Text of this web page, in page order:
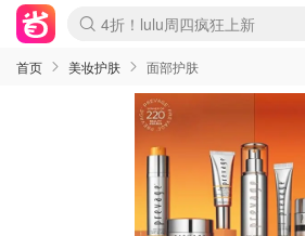
Boticinal 夏促开抢！
4折！lulu周四疯狂上新
还没结束！&OtherStories大促
Joybuy变相75折 随时失效
速领！Stanley独家85折
疑似霸哥！Camper额外叠85折
Zalando 奥莱闪促！每日更新
Moncler反季囤！5折起+叠9折
Coach Brooklyn仅€192
首页 美妆护肤 面部护肤